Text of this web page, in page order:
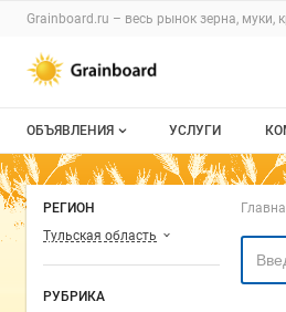
Раздел навигации по
Grainboard.ru – весь рынок зерна, муки,
Авторизация и меню
Навигация по разделам
ОБЪЯВЛЕНИЯ
Все объявления
Мои объявления
УСЛУГИ
О
РЕГИОН
Тульская область
РУБРИКА